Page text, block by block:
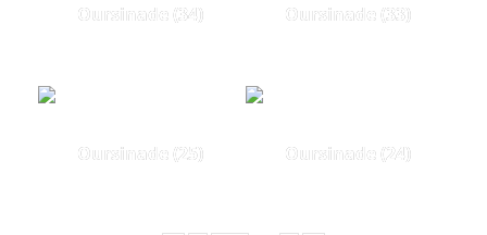
Oursinade (34) Oursinade (33)
Oursinade (25) Oursinade (24)